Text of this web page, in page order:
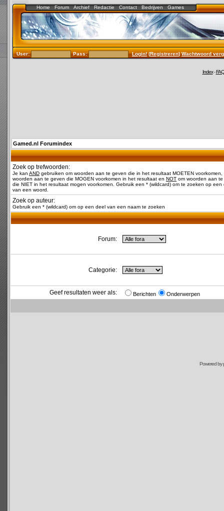
Home Forum Archief Redactie Contact Bedrijven Games
User: Pass: Login!(Registreren)Wachtwoord
Index-FAQ
Gamed.nl Forumindex
Zoek op trefwoorden:
Je kan AND gebruiken om woorden aan te geven die in het resultaat MOETEN voorkomen,
woorden aan te geven die MOGEN voorkomen in het resultaat en NOT om woorden aan
die NIET in het resultaat mogen voorkomen. Gebruik een * (wildcard) om te zoeken op een
van een woord.
Zoek op auteur:
Gebruik een * (wildcard) om op een deel van een naam te zoeken
Forum:
Categorie:
Geef resultaten weer als: Berichten Onderwerpen
Powered by